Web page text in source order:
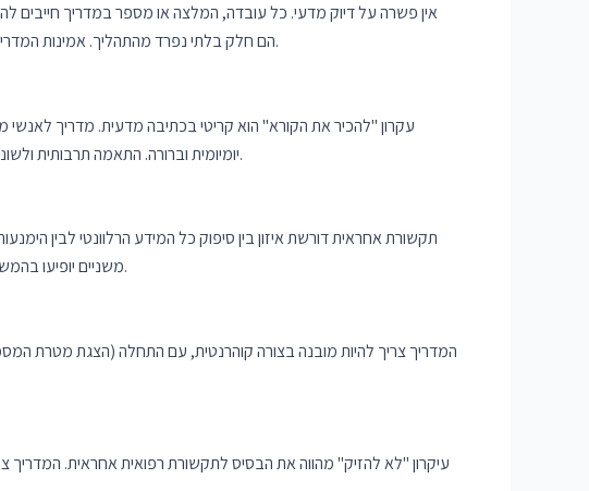
אין פשרה על דיוק מדעי. כל עובדה, המלצה או מספר במדריך חייבים
הם חלק בלתי נפרד מהתהליך. אמינות המדריך מתבססת גם על שקיפות לגבי מקורות המידע, דבר שמחזק את האמון של הקוראים ומוביל לשימוש בטוח ומושכל במידע.
עקרון "להכיר את הקורא" הוא קריטי בכתיבה מדעית. מדריך לאנשי
יומיומית וברורה. התאמה תרבותית ולשונית, שימוש בדימויים מוכרים לקורא והתחשבות ברמות אוריינות שונות – כל אלה תורמים להנגשת המידע ולהפחתת אי-הבנות.
תקשורת אחראית דורשת איזון בין סיפוק כל המידע הרלוונטי לבין
משניים יופיעו בהמשך או בנספחים. בנוסף, יש להקפיד על גילוי נאות של כל הסיכונים – גם אם הם נדירים – כדי לשמור על שקיפות ואמון הקורא.
המדריך צריך להיות מובנה בצורה קוהרנטית, עם התחלה (הצגת מטרת
עיקרון "לא להזיק" מהווה את הבסיס לתקשורת רפואית אחראית. המדריך